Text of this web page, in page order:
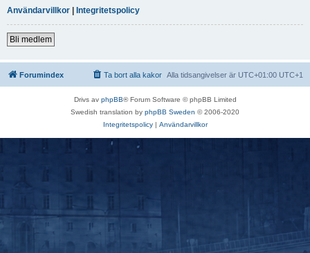
Användarvillkor | Integritetspolicy
Bli medlem
Forumindex Alla tidsangivelser är UTC+01:00 UTC+1
Ta bort alla kakor
Drivs av phpBB® Forum Software © phpBB Limited
Swedish translation by phpBB Sweden © 2006-2020
Integritetspolicy| Användarvillkor